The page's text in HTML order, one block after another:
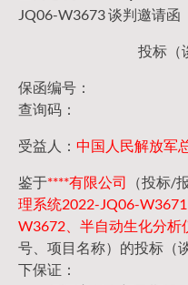
JQ06-W3673 谈判邀请函
投标（
保函编号：
查询码：
受益人： 中国人民解放军
鉴于****有限公司 （投标/
理系统2022-JQ06-
W3672、半自动生化分
号、项目名称）的投标（
下保证：